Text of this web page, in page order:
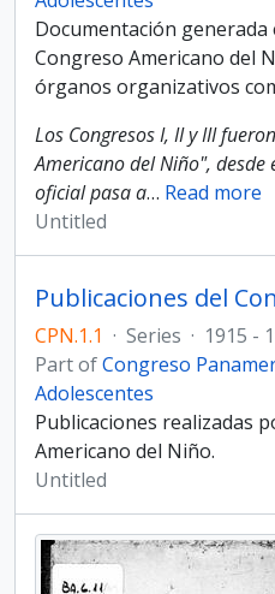
Documentación generada
Congreso Americano del
órganos organizativos
Los Congresos I, II y III
Americano del Niño", desde
oficial pasa a… Read more
Untitled
Publicaciones del
CPN.1.1 · Series · 1915 -
Part ofCongreso
Adolescentes
Publicaciones realizadas
Americano del Niño.
Untitled